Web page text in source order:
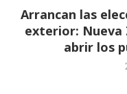
Arrancan las
exterior: Nueva
abrir los